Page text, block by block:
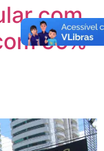
com
59%